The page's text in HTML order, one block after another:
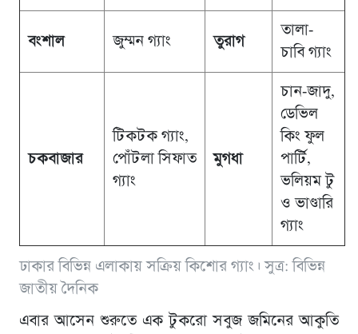
ঢাকার বিভিন্ন এলাকায় সক্রিয় কিশোর গ্যাং। সুত্র: বিভিন্ন
জাতীয় দৈনিক
বংশাল জুম্মন গ্যাং তুরাগ
তালা-
চাবি গ্যাং
চকবাজার
টিকটক গ্যাং,
পোঁটলা সিফাত
গ্যাং
মুগধা
চান-জাদু,
ডেভিল
কিং ফুল
পার্টি,
ভলিয়ম টু
ও ভাণ্ডারি
গ্যাং
এবার আসেন শুরুতে এক টুকরো সবুজ জমিনের আকুতি